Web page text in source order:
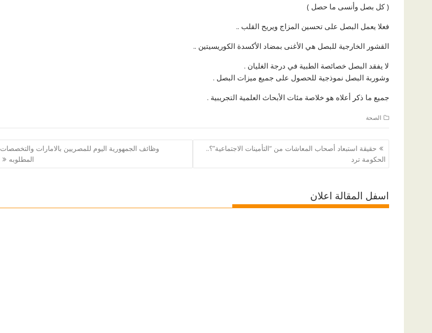
( كل بصل وأنسى ما حصل )
فعلا يعمل البصل على تحسين المزاج ويريح القلب ..
القشور الخارجية للبصل هي الأغنى بمضاد الأكسدة الكوريسيتين ..
لا يفقد البصل خصائصة الطبية في درجة الغليان .
وشوربة البصل نموذجية للحصول على جميع ميزات البصل .
جميع ما ذكر أعلاه هو خلاصة مئات الأبحاث العلمية التجريبية .
الصحة
تصفّح
المقالات
حقيقة استبعاد أصحاب المعاشات من “التأمينات الاجتماعية”؟..
الحكومة ترد
وظائف الجمهورية اليوم للمصريين بالامارات والتخصصات
المطلوبه
اسفل المقالة اعلان